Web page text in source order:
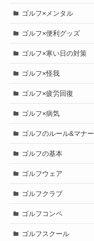
ゴルフ×メンタル
ゴルフ×便利グッズ
ゴルフ×寒い日の対策
ゴルフ×怪我
ゴルフ×疲労回復
ゴルフ×病気
ゴルフのルール&マナー
ゴルフの基本
ゴルフウェア
ゴルフクラブ
ゴルフコンペ
ゴルフスクール